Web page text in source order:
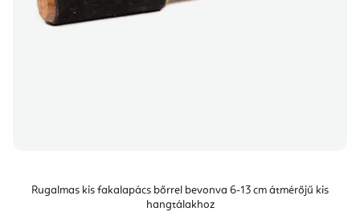
Rugalmas kis fakalapács bőrrel bevonva 6-13 cm átmérőjű kis
hangtálakhoz